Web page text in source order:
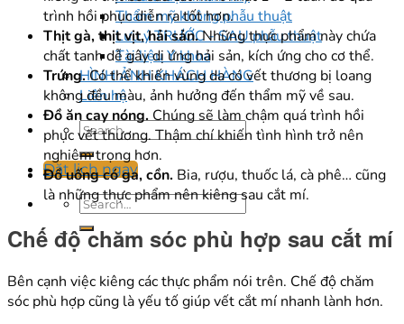
Thẩm mỹ không phẫu thuật
Lưu ý TRƯỚC - SAU phẫu thuật
Tài liệu Y khoa
HÌNH ẢNH KHÁCH HÀNG
Liên hệ
Đặt lịch ngay
trình hồi phục diễn ra tốt hơn.
Thịt gà, thịt vịt, hải sản.Những thực phẩm này chứa
chất tanh dễ gây dị ứng hải sản, kích ứng cho cơ thể.
Trứng.Có thể khiến vùng da có vết thương bị loang
không đều màu, ảnh hưởng đến thẩm mỹ về sau.
Đồ ăn cay nóng.Chúng sẽ làm chậm quá trình hồi
phục vết thương. Thậm chí khiến tình hình trở nên
nghiêm trọng hơn.
Đồ uống có ga, cồn. Bia, rượu, thuốc lá, cà phê… cũng
là những thực phẩm nên kiêng sau cắt mí.
Chế độ chăm sóc phù hợp sau cắt mí
Bên cạnh việc kiêng các thực phẩm nói trên. Chế độ chăm
sóc phù hợp cũng là yếu tố giúp vết cắt mí nhanh lành hơn.